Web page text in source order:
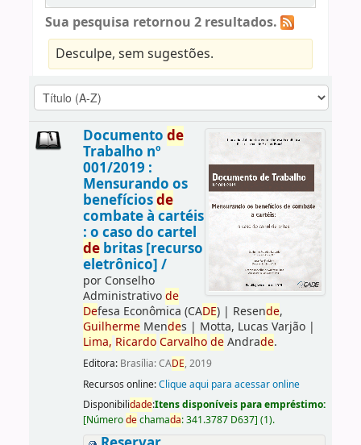
Sua pesquisa retornou 2 resultados.
Desculpe, sem sugestões.
Documento de
Trabalho nº
001/2019 :
Mensurando os
benefíciosde
combate à cartéis
: o caso do cartel
debritas [recurso
eletrônico] /
por Conselho
Administrativode
Defesa Econômica (CADE)| Resende,
GuilhermeMendes | Motta, Lucas Varjão|
Lima, Ricardo Carvalho deAndrade.
Editora: Brasília: CADE, 2019
Recursos online:Clique aqui para acessar online
Disponibilidade:Itens disponíveis para empréstimo:
[Númerodechamada:341.3787 D637] (1).